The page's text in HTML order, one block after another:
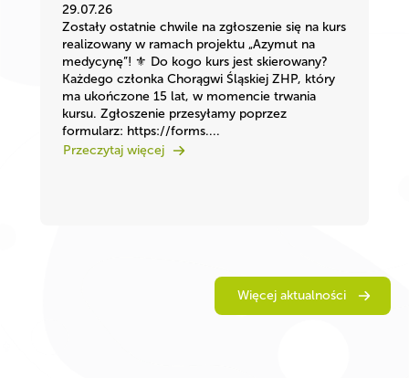
29.07.26
Zostały ostatnie chwile na zgłoszenie się na kurs
realizowany w ramach projektu „Azymut na
medycynę”! ⚜ Do kogo kurs jest skierowany?
Każdego członka Chorągwi Śląskiej ZHP, który
ma ukończone 15 lat, w momencie trwania
kursu. Zgłoszenie przesyłamy poprzez
formularz: https://forms....
Przeczytaj więcej
Więcej aktualności